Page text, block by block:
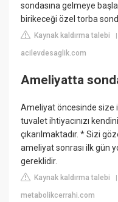
sondasına gelmeye
birikeceği özel torba
Kaynak kaldırma talebi
acilevdesaglik.com
Ameliyatta
Ameliyat öncesinde size
tuvalet ihtiyacınızı
çıkarılmaktadır. * Sizi
ameliyat sonrası ilk gün
gereklidir.
Kaynak kaldırma talebi
metabolikcerrahi.com